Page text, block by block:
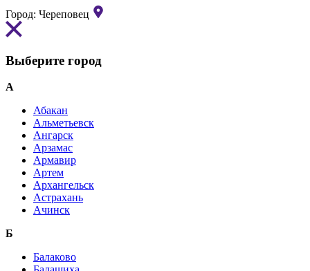
Город: Череповец
Выберите город
А
Абакан
Альметьевск
Ангарск
Арзамас
Армавир
Артем
Архангельск
Астрахань
Ачинск
Б
Балаково